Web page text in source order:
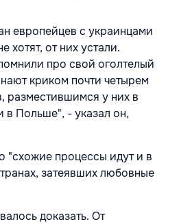
европейцев с украинцами
хотят, от них устали.
про свой оголтелый
криком почти четырем
разместившимся у них в
в Польше", - указал он,
"схожие процессы идут и в
затеявших любовные
доказать. От